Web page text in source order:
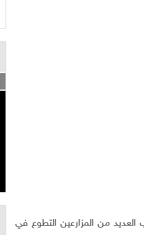
من المزارعين التطوع في